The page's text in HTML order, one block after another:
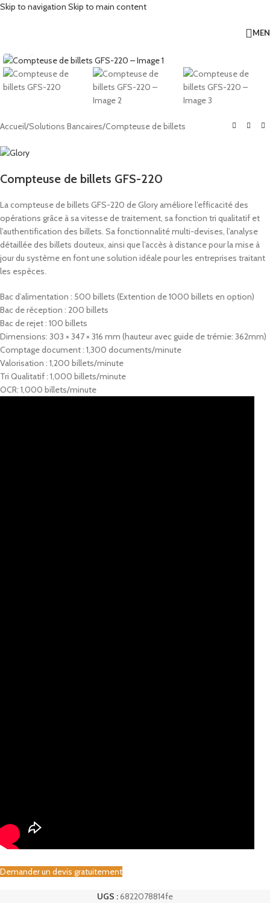
Skip to navigation Skip to main content
Accueil/Solutions Bancaires/Compteuse de billets
Compteuse de billets GFS-220
La compteuse de billets GFS-220 de Glory améliore l’efficacité des
opérations grâce à sa vitesse de traitement, sa fonction tri qualitatif et
l’authentification des billets. Sa fonctionnalité multi-devises, l’analyse
détaillée des billets douteux, ainsi que l’accès à distance pour la mise à
jour du système en font une solution idéale pour les entreprises traitant
les espèces.
Bac d’alimentation : 500 billets (Extention de 1000 billets en option)
Bac de réception : 200 billets
Bac de rejet : 100 billets
Dimensions: 303 × 347 × 316 mm (hauteur avec guide de trémie: 362mm)
Comptage document : 1,300 documents/minute
Valorisation : 1,200 billets/minute
Tri Qualitatif : 1,000 billets/minute
OCR: 1,000 billets/minute
Demander un devis gratuitement
UGS :6822078814fe